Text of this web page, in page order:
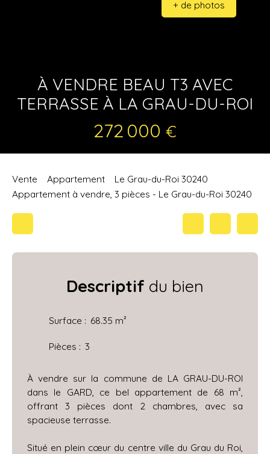
+ de photos
À VENDRE BEAU T3 AVEC
TERRASSE À LA GRAU-DU-ROI
272 000 €
Vente Appartement
Le Grau-du-Roi 30240
Appartement à vendre, 3 pièces - Le Grau-du-Roi 30240
Descriptif du bien
Surface : 68.35 m²
Pièces : 3
À vendre sur la commune de LA GRAU-DU-ROI
dans le GARD, ce bel appartement de 68 m²,
offrant 3 pièces dont 2 chambres, avec sa
spacieuse terrasse.
Situé en plein cœur du centre ville du Grau du Roi,